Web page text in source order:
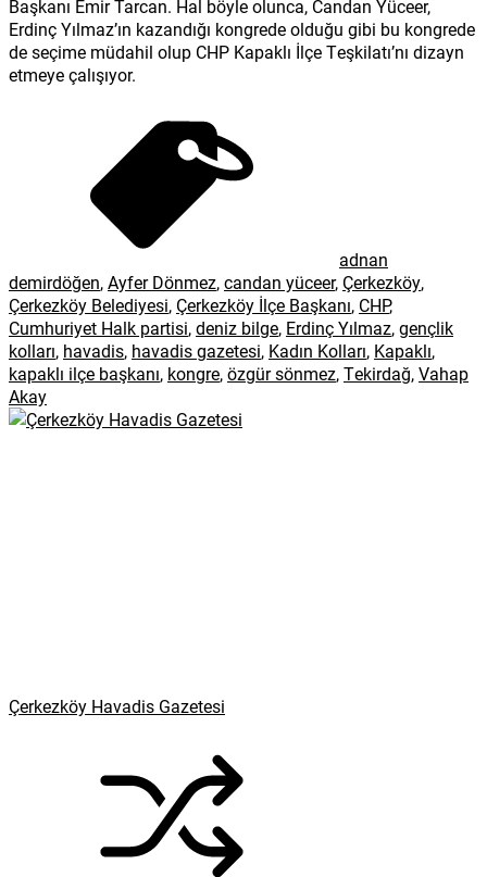
Başkanı Emir Tarcan. Hal böyle olunca, Candan Yüceer,
Erdinç Yılmaz’ın kazandığı kongrede olduğu gibi bu kongrede
de seçime müdahil olup CHP Kapaklı İlçe Teşkilatı’nı dizayn
etmeye çalışıyor.
adnan
demirdöğen,Ayfer Dönmez,candan yüceer, Çerkezköy,
Çerkezköy Belediyesi, Çerkezköy İlçe Başkanı, CHP,
Cumhuriyet Halk partisi,deniz bilge, Erdinç Yılmaz,gençlik
kolları, havadis, havadis gazetesi, Kadın Kolları, Kapaklı,
kapaklı ilçe başkanı, kongre,özgür sönmez,Tekirdağ,Vahap
Akay
Çerkezköy Havadis Gazetesi